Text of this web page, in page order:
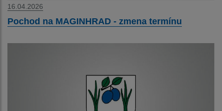
16.04.2026
Pochod na MAGINHRAD - zmena termínu